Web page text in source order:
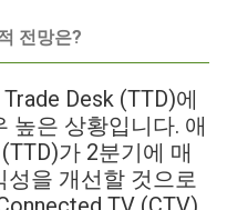
전망은?
Desk (TTD)에
높은 상황입니다. 애
가 2분기에 매
을 개선할 것으로